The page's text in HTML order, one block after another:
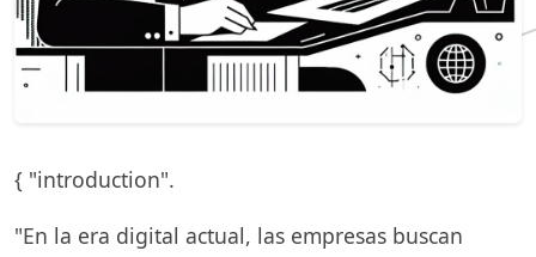
{ "introduction".
"En la era digital actual, las empresas buscan